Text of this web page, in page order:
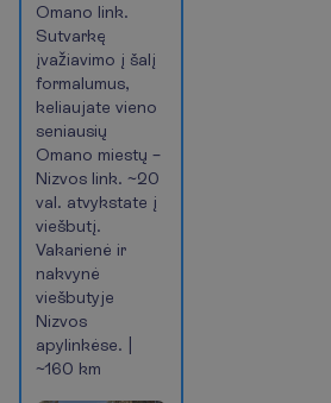
Omano link.
Sutvarkę
įvažiavimo į šalį
formalumus,
keliaujate vieno
seniausių
Omano miestų –
Nizvos link. ~20
val. atvykstate į
viešbutį.
Vakarienė ir
nakvynė
viešbutyje
Nizvos
apylinkėse. |
~160 km